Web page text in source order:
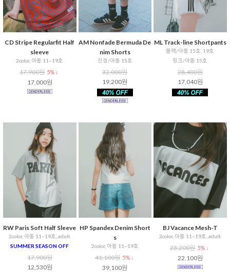
CD Stripe Regularfit Half
sleeve
2color, 아동 11~19호
17,900원 5% ↓
17,000원
AM Nonfade Bermuda De
nim Shorts
진청/아동 15호
32,000원
19,200원
ML Track-line Shortpants
블랙/아동 15호, 19호
핑크/아동 15호
28,400원
17,040원
RW Paris Soft Half Sleeve
2color, 아동 11~19호, adult
SUMMER SEASON OFF
17,900원
12,530원
HP Spandex Denim Short
s
2color, 아동 11~19호
41,100원 5% ↓
39,100원
BJ Vacance Mesh-T
2color, 아동 11~19호, adult
23,200원 5% ↓
22,100원